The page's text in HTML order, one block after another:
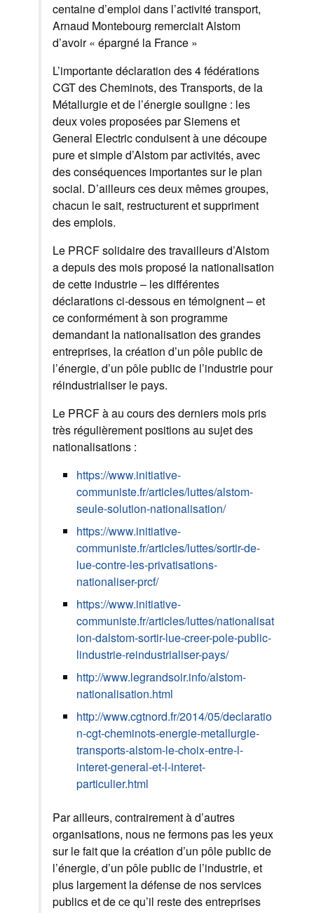
centaine d’emploi dans l’activité transport,
Arnaud Montebourg remerciait Alstom
d’avoir « épargné la France »
L’importante déclaration des 4 fédérations
CGT des Cheminots, des Transports, de la
Métallurgie et de l’énergie souligne : les
deux voies proposées par Siemens et
General Electric conduisent à une découpe
pure et simple d’Alstom par activités, avec
des conséquences importantes sur le plan
social. D’ailleurs ces deux mêmes groupes,
chacun le sait, restructurent et suppriment
des emplois.
Le PRCF solidaire des travailleurs d’Alstom
a depuis des mois proposé la nationalisation
de cette industrie – les différentes
déclarations ci-dessous en témoignent – et
ce conformément à son programme
demandant la nationalisation des grandes
entreprises, la création d’un pôle public de
l’énergie, d’un pôle public de l’industrie pour
réindustrialiser le pays.
Le PRCF à au cours des derniers mois pris
très régulièrement positions au sujet des
nationalisations :
https://www.initiative-
communiste.fr/articles/luttes/alstom-
seule-solution-nationalisation/
https://www.initiative-
communiste.fr/articles/luttes/sortir-de-
lue-contre-les-privatisations-
nationaliser-prcf/
https://www.initiative-
communiste.fr/articles/luttes/nationalisat
ion-dalstom-sortir-lue-creer-pole-public-
lindustrie-reindustrialiser-pays/
http://www.legrandsoir.info/alstom-
nationalisation.html
http://www.cgtnord.fr/2014/05/declaratio
n-cgt-cheminots-energie-metallurgie-
transports-alstom-le-choix-entre-l-
interet-general-et-l-interet-
particulier.html
Par ailleurs, contrairement à d’autres
organisations, nous ne fermons pas les yeux
sur le fait que la création d’un pôle public de
l’énergie, d’un pôle public de l’industrie, et
plus largement la défense de nos services
publics et de ce qu’il reste des entreprises